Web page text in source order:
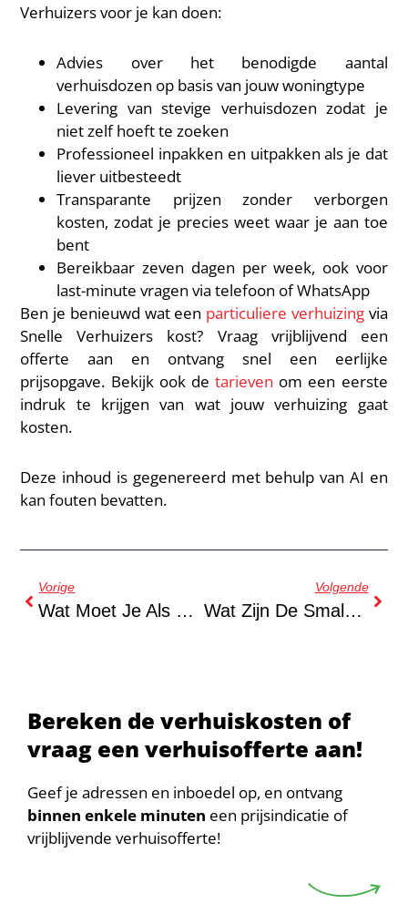
Verhuizers voor je kan doen:
Advies over het benodigde aantal
verhuisdozen op basis van jouw woningtype
Levering van stevige verhuisdozen zodat je
niet zelf hoeft te zoeken
Professioneel inpakken en uitpakken als je dat
liever uitbesteedt
Transparante prijzen zonder verborgen
kosten, zodat je precies weet waar je aan toe
bent
Bereikbaar zeven dagen per week, ook voor
last-minute vragen via telefoon of WhatsApp
Ben je benieuwd wat een particuliere verhuizingvia
Snelle Verhuizers kost? Vraag vrijblijvend een
offerte aan en ontvang snel een eerlijke
prijsopgave. Bekijk ook detarieven om een eerste
indruk te krijgen van wat jouw verhuizing gaat
kosten.
Deze inhoud is gegenereerd met behulp van AI en
kan fouten bevatten.
Vorige
Wat Moet Je Als Huurder Controleren Bij De Sleuteloverdracht?
Volgende
Wat Zijn De Smalste Straten In Amsterdam Voor Verhuizingen?
Bereken de verhuiskosten of
vraag een verhuisofferte aan!
Geef je adressen en inboedel op, en ontvang
binnen enkele minuten een prijsindicatie of
vrijblijvende verhuisofferte!